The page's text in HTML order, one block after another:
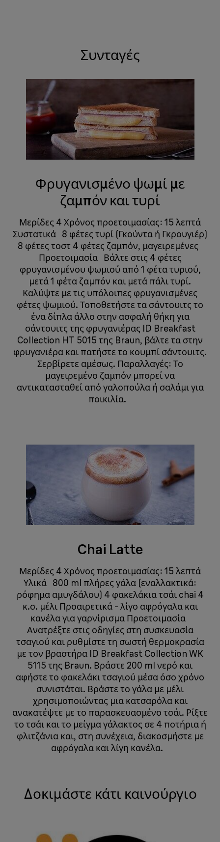
Συνταγές
Φρυγανισμένο ψωμί με
ζαμπόν και τυρί
​​​​ Μερίδες 4 Χρόνος προετοιμασίας: 15 λεπτά ​​​​​​​​
Συστατικά ​​​​​​​​ ​​​​ 8 φέτες τυρί (Γκούντα ή Γκρουγιέρ)
8 φέτες τοστ 4 φέτες ζαμπόν, μαγειρεμένες ​​​​ ​​​​​​​​
Προετοιμασία ​​​​​​​​ ​​​​ Βάλτε στις 4 φέτες
φρυγανισμένου ψωμιού από 1 φέτα τυριού,
μετά 1 φέτα ζαμπόν και μετά πάλι τυρί.
Καλύψτε με τις υπόλοιπες φρυγανισμένες
φέτες ψωμιού. Τοποθετήστε τα σάντουιτς το
ένα δίπλα άλλο στην ασφαλή θήκη για
σάντουιτς της φρυγανιέρας ID Breakfast
Collection HT 5015 της Braun, βάλτε τα στην
φρυγανιέρα και πατήστε το κουμπί σάντουιτς.
Σερβίρετε αμέσως. Παραλλαγές: Το
μαγειρεμένο ζαμπόν μπορεί να
αντικατασταθεί από γαλοπούλα ή σαλάμι για
ποικιλία. ​​​​ ​​​​​​​​ ​​​​
Chai Latte
‬Μερίδες 4 Χρόνος προετοιμασίας: 15 λεπτά
Υλικά 800 ml πλήρες γάλα (εναλλακτικά:
ρόφημα αμυγδάλου) 4 φακελάκια τσάι chai 4
κ.σ. μέλι Προαιρετικά - λίγο αφρόγαλα και
κανέλα για γαρνίρισμα Προετοιμασία
Ανατρέξτε στις οδηγίες στη συσκευασία
τσαγιού και ρυθμίστε τη σωστή θερμοκρασία
με τον βραστήρα ID Breakfast Collection WK
5115 της Braun. Βράστε 200 ml νερό και
αφήστε το φακελάκι τσαγιού μέσα όσο χρόνο
συνιστάται. Βράστε το γάλα με μέλι
χρησιμοποιώντας μια κατσαρόλα και
ανακατέψτε με το παρασκευασμένο τσάι. Ρίξτε
το τσάι και το μείγμα γάλακτος σε 4 ποτήρια ή
φλιτζάνια και, στη συνέχεια, διακοσμήστε με
αφρόγαλα και λίγη κανέλα. ​​​ ​​​​​​​ ​​​​​​​
Δοκιμάστε κάτι καινούργιο